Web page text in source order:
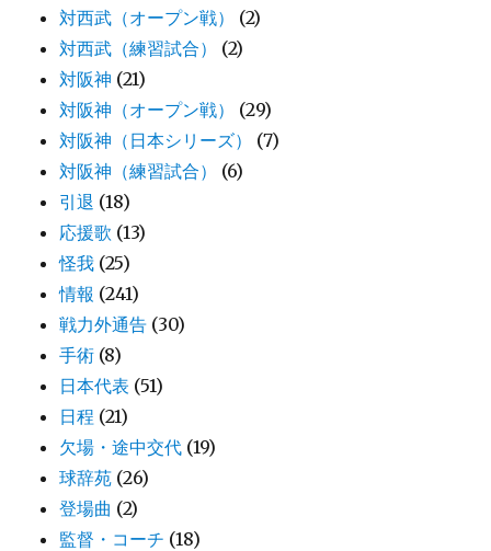
対西武（オープン戦）
(2)
対西武（練習試合）
(2)
対阪神 (21)
対阪神（オープン戦）
(29)
対阪神（日本シリーズ）
(7)
対阪神（練習試合）
(6)
引退 (18)
応援歌 (13)
怪我 (25)
情報 (241)
戦力外通告 (30)
手術 (8)
日本代表 (51)
日程 (21)
欠場・途中交代 (19)
球辞苑 (26)
登場曲 (2)
監督・コーチ (18)